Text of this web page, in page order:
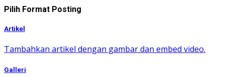
Pilih Format Posting
Artikel
Tambahkan artikel dengan gambar dan embed video.
Galleri